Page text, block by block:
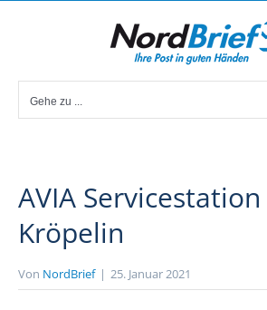
Gehe zu ...
AVIA
Kröpelin
Von NordBrief | 25. Januar 2021